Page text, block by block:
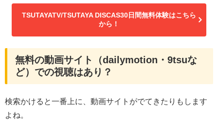
TSUTAYATV/TSUTAYA DISCAS30日間無料体験はこちら
から！
無料の動画サイト（dailymotion・9tsuな
ど）での視聴はあり？
検索かけると一番上に、動画サイトがでてきたりもします
よね。